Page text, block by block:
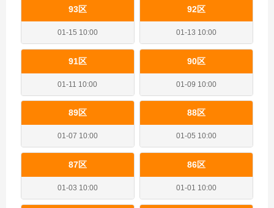
93区
01-15 10:00
92区
01-13 10:00
91区
01-11 10:00
90区
01-09 10:00
89区
01-07 10:00
88区
01-05 10:00
87区
01-03 10:00
86区
01-01 10:00